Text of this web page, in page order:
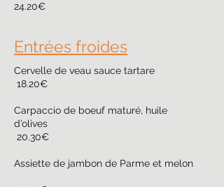
24.20€
Entrées froides
Cervelle de veau sauce tartare
18.20€
Carpaccio de boeuf maturé, huile
d’olives
20.30€
Assiette de jambon de Parme et melon